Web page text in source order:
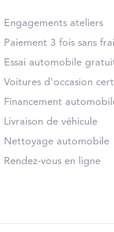
Engagements ateliers
Paiement 3 fois sans
Essai automobile
Voitures d'occasion
Financement
Livraison de véhicule
Nettoyage automobile
Rendez-vous en ligne